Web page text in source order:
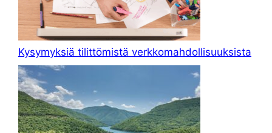
Kysymyksiä tilittömistä verkkomahdollisuuksista